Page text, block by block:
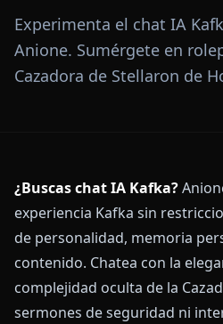
Experimenta el chat IA
Anione. Sumérgete en
Cazadora de Stellaron de
¿Buscas chat IA Kafka?
experiencia Kafka sin
de personalidad, memoria
contenido. Chatea con la
complejidad oculta de la
sermones de seguridad ni